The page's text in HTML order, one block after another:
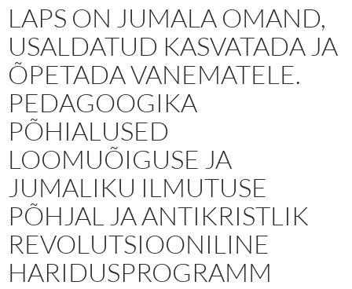
LAPS ON JUMALA OMAND,
USALDATUD KASVATADA JA
ÕPETADA VANEMATELE.
PEDAGOOGIKA
PÕHIALUSED
LOOMUÕIGUSE JA
JUMALIKU ILMUTUSE
PÕHJAL JA ANTIKRISTLIK
REVOLUTSIOONILINE
HARIDUSPROGRAMM